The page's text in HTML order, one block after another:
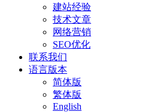
建站经验
技术文章
网络营销
SEO优化
联系我们
语言版本
简体版
繁体版
English